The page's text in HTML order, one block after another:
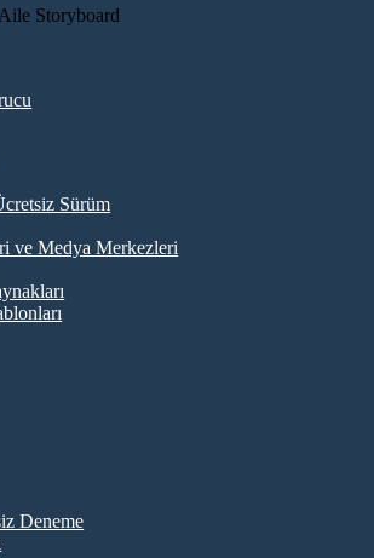
Sürüm
ve Medya Merkezleri
Deneme